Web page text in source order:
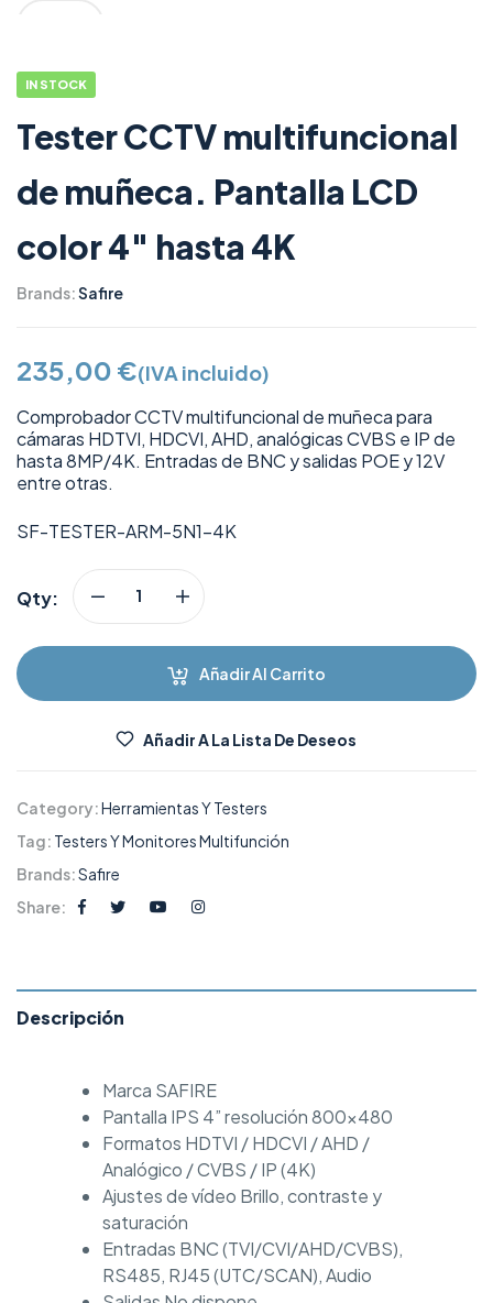
IN STOCK
Tester CCTV multifuncional
de muñeca. Pantalla LCD
color 4″ hasta 4K
Brands:Safire
235,00 €(IVA incluido)
Comprobador CCTV multifuncional de muñeca para
cámaras HDTVI, HDCVI, AHD, analógicas CVBS e IP de
hasta 8MP/4K. Entradas de BNC y salidas POE y 12V
entre otras.
SF-TESTER-ARM-5N1-4K
Qty:
Añadir Al Carrito
Añadir A La Lista De Deseos
Category:Herramientas Y Testers
Tag: Testers Y Monitores Multifunción
Brands:Safire
Share:
Descripción
Marca SAFIRE
Pantalla IPS 4” resolución 800×480
Formatos HDTVI / HDCVI / AHD /
Analógico / CVBS / IP (4K)
Ajustes de vídeo Brillo, contraste y
saturación
Entradas BNC (TVI/CVI/AHD/CVBS),
RS485, RJ45 (UTC/SCAN), Audio